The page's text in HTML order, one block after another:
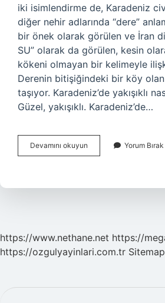
iki isimlendirme de, Karadeniz
diğer nehir adlarında “dere”
bir önek olarak görülen ve İran
SU” olarak da görülen, kesin
kökeni olmayan bir kelimeyle
Derenin bitişiğindeki bir köy olan
taşıyor. Karadeniz’de yakışıklı
Güzel, yakışıklı. Karadeniz’de…
Devamını okuyun Karadenizde
Ağa
Yorum Bırak
https://www.nethane.net https://
https://ozgulyayinlari.com.tr Sitemap